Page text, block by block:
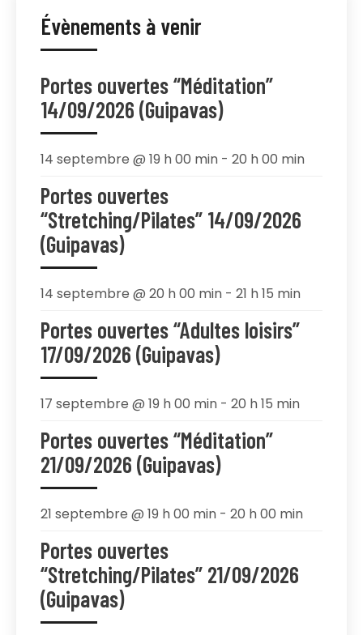
Évènements à venir
Portes ouvertes “Méditation”
14/09/2026 (Guipavas)
14 septembre @ 19 h 00 min - 20 h 00 min
Portes ouvertes
“Stretching/Pilates” 14/09/2026
(Guipavas)
14 septembre @ 20 h 00 min - 21 h 15 min
Portes ouvertes “Adultes loisirs”
17/09/2026 (Guipavas)
17 septembre @ 19 h 00 min - 20 h 15 min
Portes ouvertes “Méditation”
21/09/2026 (Guipavas)
21 septembre @ 19 h 00 min - 20 h 00 min
Portes ouvertes
“Stretching/Pilates” 21/09/2026
(Guipavas)